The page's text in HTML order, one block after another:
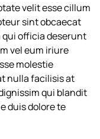
velit esse cillum
sint obcaecat
officia deserunt
vel eum iriure
molestie
nulla facilisis at
qui blandit
duis dolore te